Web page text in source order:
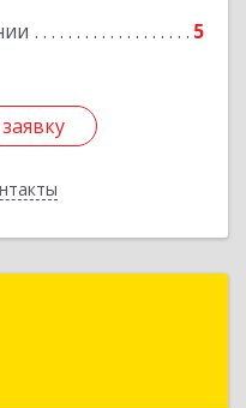
5
Подробнее
м.о., Столбовая